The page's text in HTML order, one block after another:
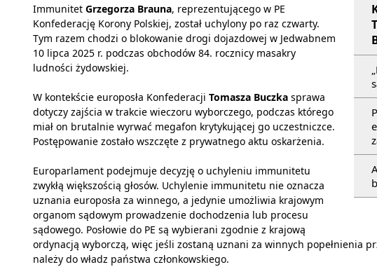
Immunitet Grzegorza Brauna, reprezentującego w PE
Konfederację Korony Polskiej, został uchylony po raz czwarty.
Tym razem chodzi o blokowanie drogi dojazdowej w Jedwabnem
10 lipca 2025 r. podczas obchodów 84. rocznicy masakry
ludności żydowskiej.
W kontekście europosła Konfederacji Tomasza Buczka sprawa
dotyczy zajścia w trakcie wieczoru wyborczego, podczas którego
miał on brutalnie wyrwać megafon krytykującej go uczestniczce.
Postępowanie zostało wszczęte z prywatnego aktu oskarżenia.
Europarlament podejmuje decyzję o uchyleniu immunitetu
zwykłą większością głosów. Uchylenie immunitetu nie oznacza
uznania europosła za winnego, a jedynie umożliwia krajowym
organom sądowym prowadzenie dochodzenia lub procesu
sądowego. Posłowie do PE są wybierani zgodnie z krajową
ordynacją wyborczą, więc jeśli zostaną uznani za winnych popełnienia
należy do władz państwa członkowskiego.